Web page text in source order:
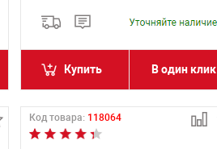
Купить В один клик
Код товара: 118064